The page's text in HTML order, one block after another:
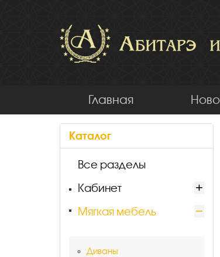
Главная
Каталог
Все разделы
Кабинет
Мягкая мебель
Диваны